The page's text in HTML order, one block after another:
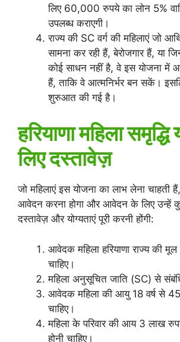
लिए 60,000 रुपये का लोन 5%
उपलब्ध कराएगी।
राज्य की SC वर्ग की महिलाएं जो
सामना कर रही हैं, बेरोजगार हैं, या
कोई साधन नहीं है, वे इस योजना में
हैं, ताकि वे आत्मनिर्भर बन सकें।
शुरुआत की गई है।
हरियाणा महिला
लिए दस्तावेज़
जो महिलाएं इस योजना का लाभ लेना चाहती
आवेदन करना होगा और आवेदन के लिए
दस्तावेज़ और योग्यताएं पूरी करनी होंगी:
आवेदक महिला हरियाणा राज्य की मूल
चाहिए।
महिला अनुसूचित जाति (SC) से
आवेदक महिला की आयु 18 वर्ष से 45
चाहिए।
महिला के परिवार की आय 3 लाख
होनी चाहिए।